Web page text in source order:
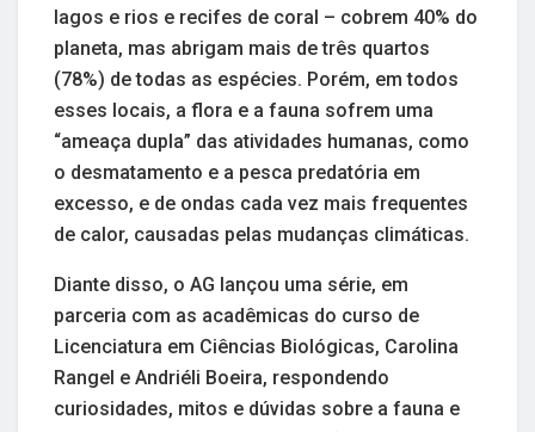
lagos e rios e recifes de coral – cobrem 40% do
planeta, mas abrigam mais de três quartos
(78%) de todas as espécies. Porém, em todos
esses locais, a flora e a fauna sofrem uma
“ameaça dupla” das atividades humanas, como
o desmatamento e a pesca predatória em
excesso, e de ondas cada vez mais frequentes
de calor, causadas pelas mudanças climáticas.
Diante disso, o AG lançou uma série, em
parceria com as acadêmicas do curso de
Licenciatura em Ciências Biológicas, Carolina
Rangel e Andriéli Boeira, respondendo
curiosidades, mitos e dúvidas sobre a fauna e